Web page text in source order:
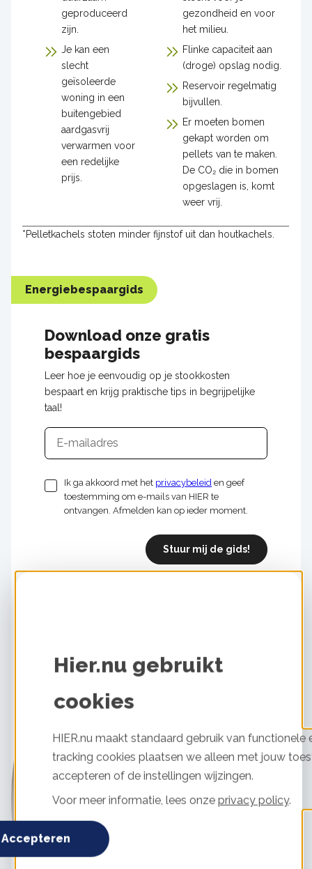
geproduceerd
zijn.
Je kan een
slecht
geïsoleerde
woning in een
buitengebied
aardgasvrij
verwarmen voor
een redelijke
prijs.
gezondheid en voor
het milieu.
Flinke capaciteit aan
(droge) opslag nodig.
Reservoir regelmatig
bijvullen.
Er moeten bomen
gekapt worden om
pellets van te maken.
De CO₂ die in bomen
opgeslagen is, komt
weer vrij.
*Pelletkachels stoten minder fijnstof uit dan houtkachels.
Energiebespaargids
Download onze gratis
bespaargids
Leer hoe je eenvoudig op je stookkosten
bespaart en krijg praktische tips in begrijpelijke
taal!
E-
mailadres
Ik ga akkoord met het privacybeleid en geef
toestemming om e-mails van HIER te
ontvangen. Afmelden kan op ieder moment.
Stuur mij de gids!
Hier.nu gebruikt
cookies
HIER.nu maakt standaard gebruik van
tracking cookies plaatsen we alleen met jouw
accepteren of de instellingen wijzingen.
Voor meer informatie, lees onze privacy policy.
Accepteren